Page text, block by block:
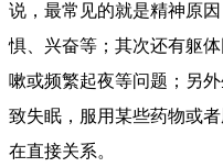
说，最常见的就是精神原
惧、兴奋等；其次还有躯
嗽或频繁起夜等问题；另
致失眠，服用某些药物或
在直接关系。